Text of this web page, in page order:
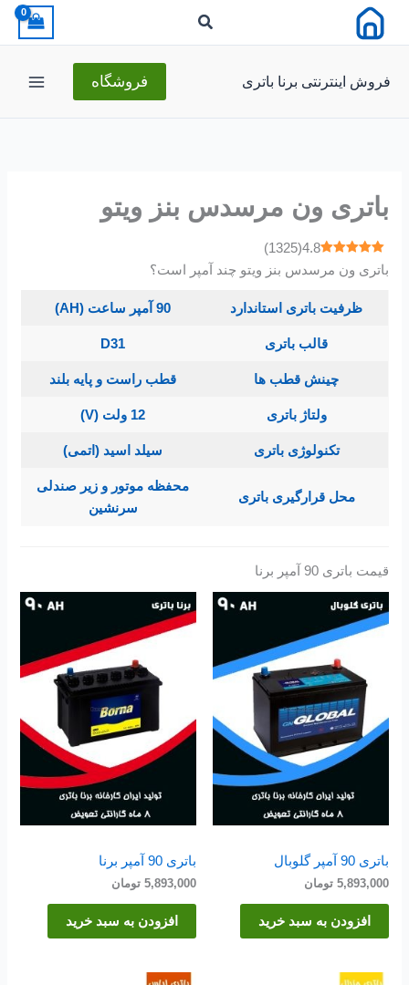
فروش اینترنتی برنا باتری فروشگاه
باتری ون مرسدس بنز ویتو
4.8
(
1325
)
باتری ون مرسدس بنز ویتو چند آمپر است؟
ظرفیت باتری استاندارد 90 آمپر ساعت (AH)
قالب باتری D31
چینش قطب ها قطب راست و پایه بلند
ولتاژ باتری 12 ولت (V)
تکنولوژی باتری سیلد اسید (اتمی)
محل قرارگیری باتری
محفظه موتور و زیر صندلی
سرنشین
قیمت باتری 90 آمپر برنا
باتری 90 آمپر گلوبال
5,893,000 تومان
افزودن به سبد خرید
باتری 90 آمپر برنا
5,893,000 تومان
افزودن به سبد خرید